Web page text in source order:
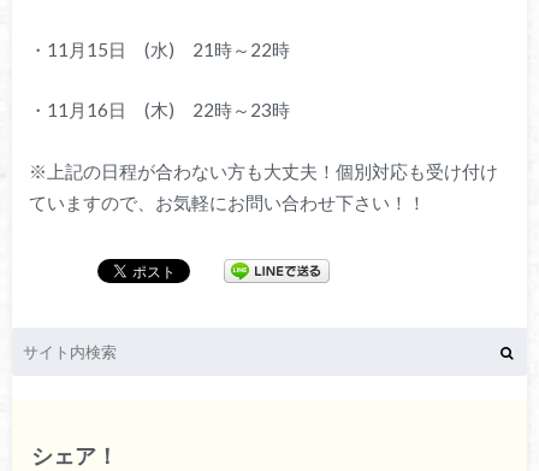
・11月15日 (水) 21時～22時
・11月16日 (木) 22時～23時
※上記の日程が合わない方も大丈夫！個別対応も受け付け
ていますので、お気軽にお問い合わせ下さい！！
シェア！